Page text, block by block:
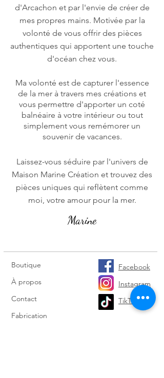
d'Arcachon et par l'envie de créer de
mes propres mains. Motivée par la
volonté de vous offrir des pièces
authentiques qui apportent une touche
d'océan chez vous.
Ma volonté est de capturer l'essence
de la mer à travers mes créations et
vous permettre d'apporter un coté
balnéaire à votre intérieur ou tout
simplement vous remémorer un
souvenir de vacances.
Laissez-vous séduire par l'univers de
Maison Marine Création et trouvez des
pièces uniques qui reflètent comme
moi, votre amour pour la mer.
Marine
Boutique
À propos
Contact
Fabrication
Facebook
Instagram
TikTok